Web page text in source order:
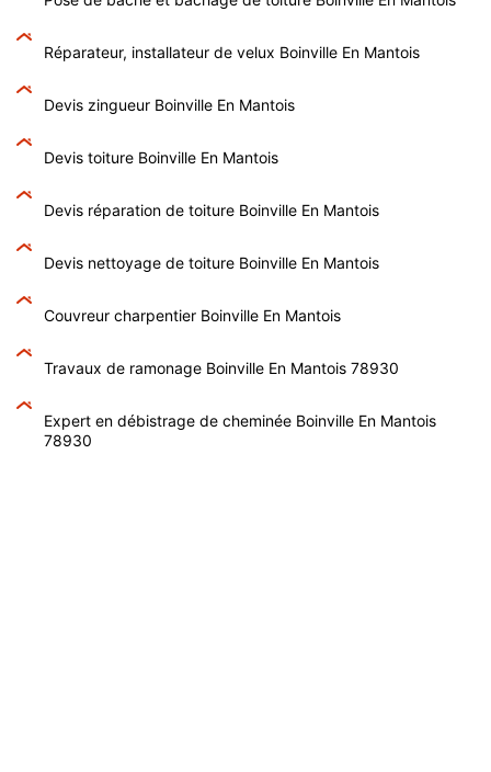
Réparateur, installateur de velux Boinville En Mantois
Devis zingueur Boinville En Mantois
Devis toiture Boinville En Mantois
Devis réparation de toiture Boinville En Mantois
Devis nettoyage de toiture Boinville En Mantois
Couvreur charpentier Boinville En Mantois
Travaux de ramonage Boinville En Mantois 78930
Expert en débistrage de cheminée Boinville En Mantois
78930